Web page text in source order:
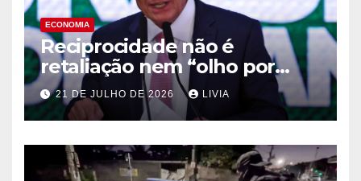
ECONOMIA
Reciprocidade não é
retaliação nem “olho por
olho”, diz Alckmin
21 DE JULHO DE 2026 LIVIA